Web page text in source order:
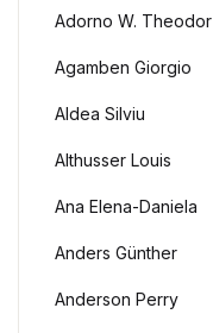
Adorno W. Theodor
Agamben Giorgio
Aldea Silviu
Althusser Louis
Ana Elena-Daniela
Anders Günther
Anderson Perry